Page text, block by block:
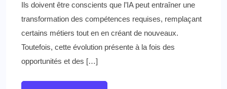
Ils doivent être conscients que l’IA peut entraîner une
transformation des compétences requises, remplaçant
certains métiers tout en en créant de nouveaux.
Toutefois, cette évolution présente à la fois des
opportunités et des […]